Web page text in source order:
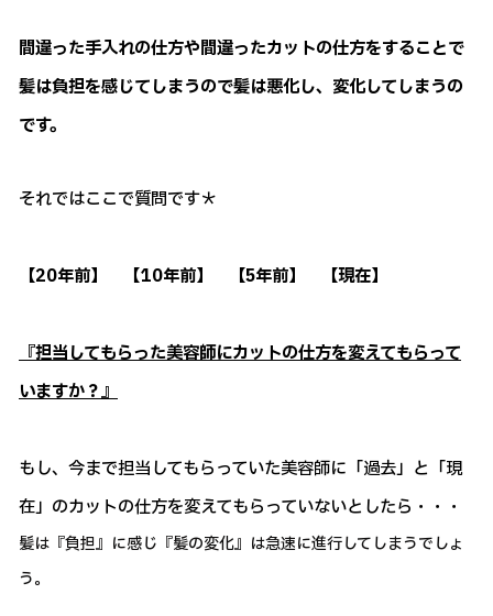
間違った手入れの仕方や間違ったカットの仕方をすることで
髪は負担を感じてしまうので髪は悪化し、変化してしまうの
です。
それではここで質問です＊
【20年前】 【10年前】 【5年前】 【現在】
『担当してもらった美容師にカットの仕方を変えてもらって
いますか？』
もし、今まで担当してもらっていた美容師に「過去」と「現
在」のカットの仕方を変えてもらっていないとしたら・・・
髪は『負担』に感じ『髪の変化』は急速に進行してしまうでしょ
う。